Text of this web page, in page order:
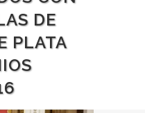
DE
PLATA